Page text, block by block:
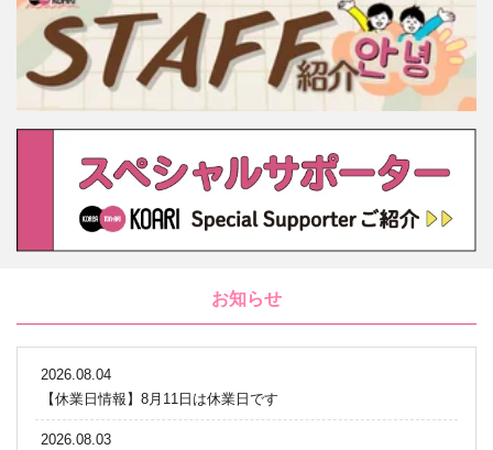
お知らせ
2026.08.04
【休業日情報】8月11日は休業日です
2026.08.03